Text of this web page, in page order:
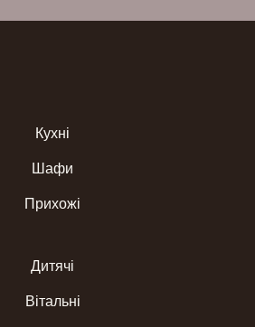
Кухні
Шафи
Прихожі
Дитячі
Вітальні